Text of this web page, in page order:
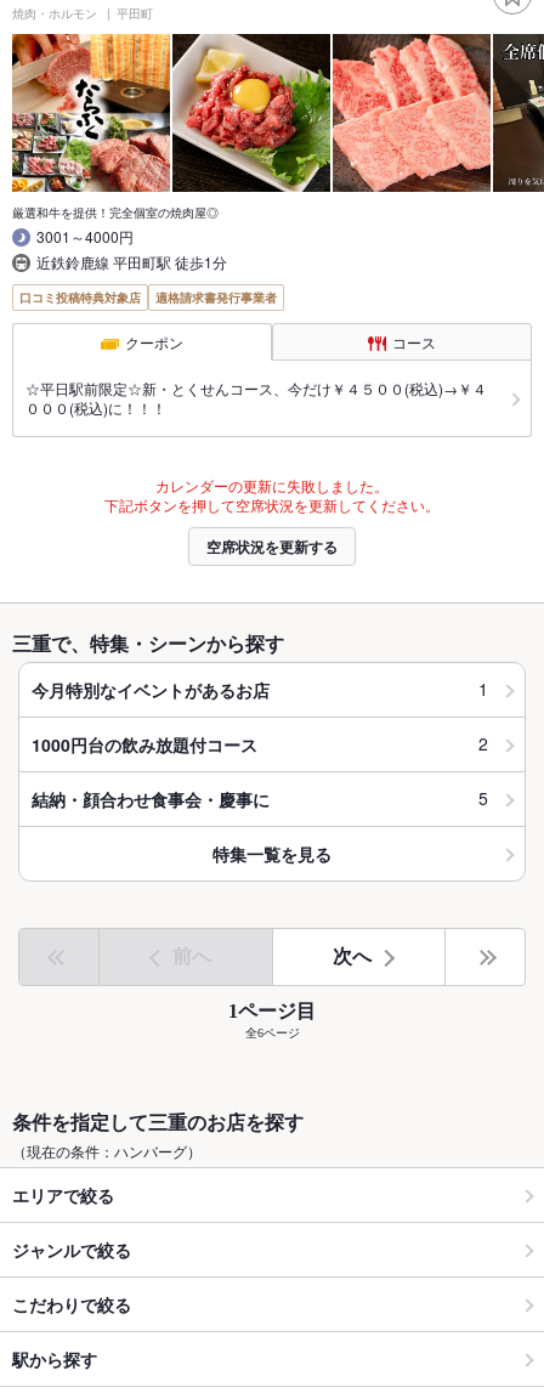
焼肉・ホルモン 平田町
厳選和牛を提供！完全個室の焼肉屋◎
3001～4000円
近鉄鈴鹿線 平田町駅 徒歩1分
口コミ投稿特典対象店 適格請求書発行事業者
クーポン コース
☆平日駅前限定☆新・とくせんコース、今だけ￥４５００(税込)→￥４
０００(税込)に！！！
カレンダーの更新に失敗しました。
下記ボタンを押して空席状況を更新してください。
空席状況を更新する
三重で、特集・シーンから探す
今月特別なイベントがあるお店 1
1000円台の飲み放題付コース 2
結納・顔合わせ食事会・慶事に 5
特集一覧を見る
前へ 次へ
1ページ目
全6ページ
条件を指定して三重のお店を探す
（現在の条件：ハンバーグ）
エリアで絞る
ジャンルで絞る
こだわりで絞る
駅から探す